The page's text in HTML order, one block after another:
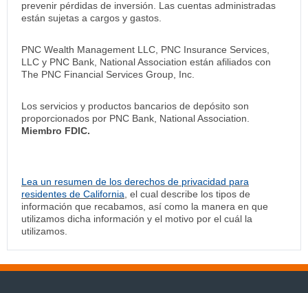
prevenir pérdidas de inversión. Las cuentas administradas
están sujetas a cargos y gastos.
PNC Wealth Management LLC, PNC Insurance Services,
LLC y PNC Bank, National Association están afiliados con
The PNC Financial Services Group, Inc.
Los servicios y productos bancarios de depósito son
proporcionados por PNC Bank, National Association.
Miembro FDIC.
Lea un resumen de los derechos de privacidad para
residentes de California, el cual describe los tipos de
información que recabamos, así como la manera en que
utilizamos dicha información y el motivo por el cuál la
utilizamos.